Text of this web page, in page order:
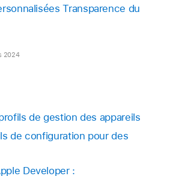
Transparence du
2024
de gestion des appareils
de configuration pour des
Developer :